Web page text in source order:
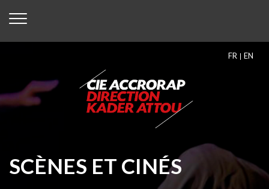
FR EN
SCÈNES ET CINÉS